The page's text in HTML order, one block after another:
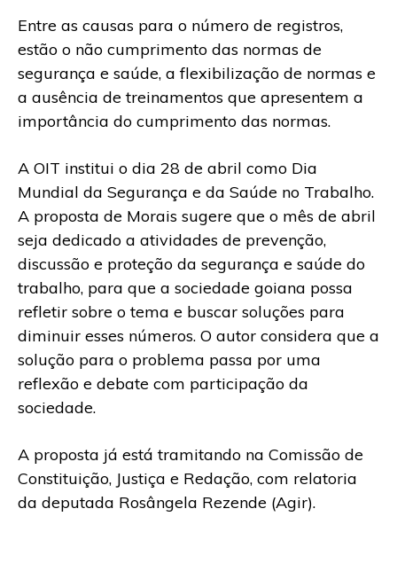
Entre as causas para o número de registros,
estão o não cumprimento das normas de
segurança e saúde, a flexibilização de normas e
a ausência de treinamentos que apresentem a
importância do cumprimento das normas.
A OIT institui o dia 28 de abril como Dia
Mundial da Segurança e da Saúde no Trabalho.
A proposta de Morais sugere que o mês de abril
seja dedicado a atividades de prevenção,
discussão e proteção da segurança e saúde do
trabalho, para que a sociedade goiana possa
refletir sobre o tema e buscar soluções para
diminuir esses números. O autor considera que a
solução para o problema passa por uma
reflexão e debate com participação da
sociedade.
A proposta já está tramitando na Comissão de
Constituição, Justiça e Redação, com relatoria
da deputada Rosângela Rezende (Agir).